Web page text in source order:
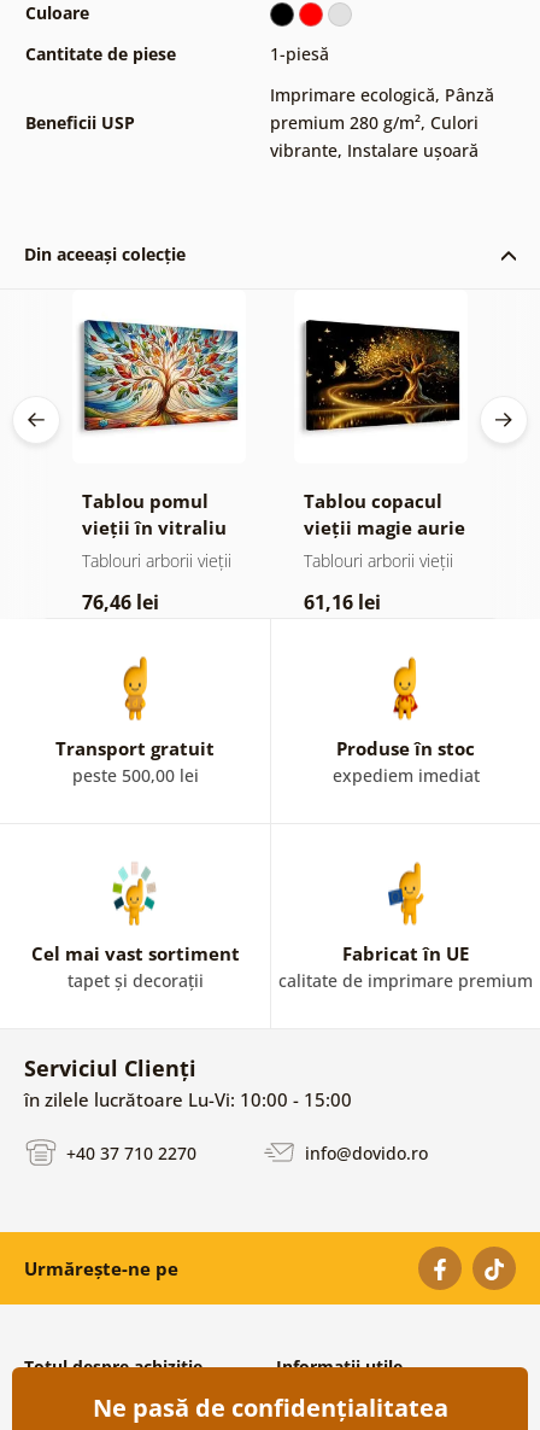
Culoare
Cantitate de piese
1-piesă
Beneficii USP
Imprimare ecologică, Pânză
premium 280 g/m², Culori
vibrante, Instalare ușoară
Din aceeași colecție
Tablou pomul
vieții în vitraliu
colorat
Tablouri arborii vieții
76,46 lei
Tablou copacul
vieții magie aurie
Tablouri arborii vieții
61,16 lei
Transport gratuit
peste 500,00 lei
Produse în stoc
expediem imediat
Cel mai vast sortiment
tapet și decorații
Fabricat în UE
calitate de imprimare premium
Serviciul Clienți
în zilele lucrătoare Lu-Vi: 10:00 - 15:00
+40 37 710 2270 info@dovido.ro
Urmărește-ne pe
Totul despre achiziție
Condiții și termeni generali
Informații utile
Despre noi
Ne pasă de confidențialitatea